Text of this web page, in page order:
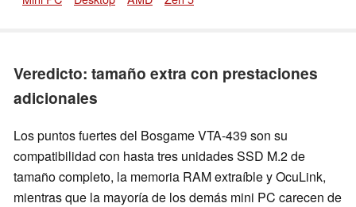
Veredicto: tamaño extra con prestaciones
adicionales
Los puntos fuertes del Bosgame VTA-439 son su
compatibilidad con hasta tres unidades SSD M.2 de
tamaño completo, la memoria RAM extraíble y OcuLink,
mientras que la mayoría de los demás mini PC carecen de